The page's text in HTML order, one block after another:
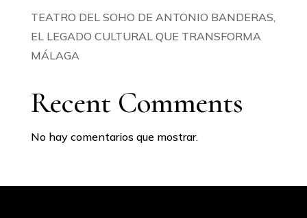
TEATRO DEL SOHO DE ANTONIO BANDERAS,
EL LEGADO CULTURAL QUE TRANSFORMA
MÁLAGA
Recent Comments
No hay comentarios que mostrar.